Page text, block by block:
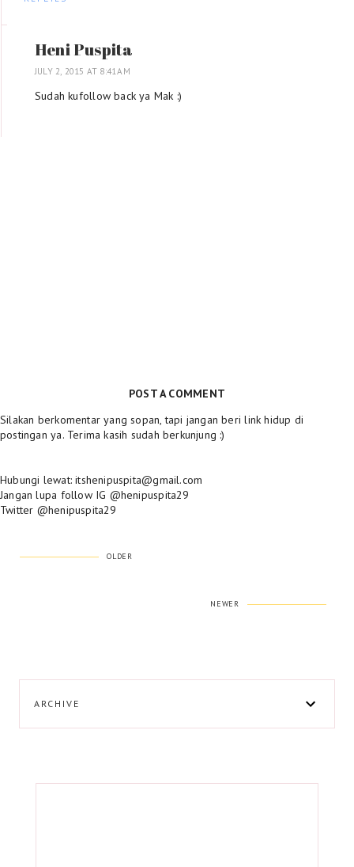
Heni Puspita
JULY 2, 2015 AT 8:41 AM
Sudah kufollow back ya Mak :)
POST A COMMENT
Silakan berkomentar yang sopan, tapi jangan beri link hidup di
postingan ya. Terima kasih sudah berkunjung :)
Hubungi lewat: itshenipuspita@gmail.com
Jangan lupa follow IG @henipuspita29
Twitter @henipuspita29
OLDER
NEWER
ARCHIVE